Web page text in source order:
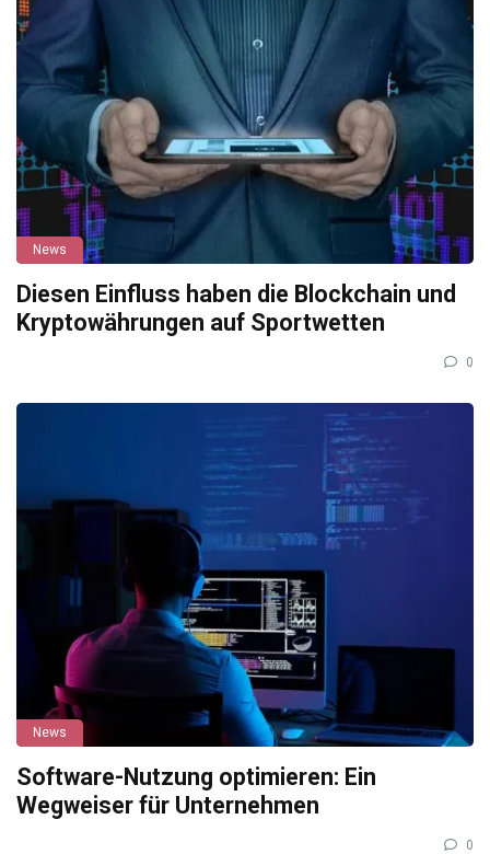
News
Diesen Einfluss haben die Blockchain und
Kryptowährungen auf Sportwetten
0
News
Software-Nutzung optimieren: Ein
Wegweiser für Unternehmen
0